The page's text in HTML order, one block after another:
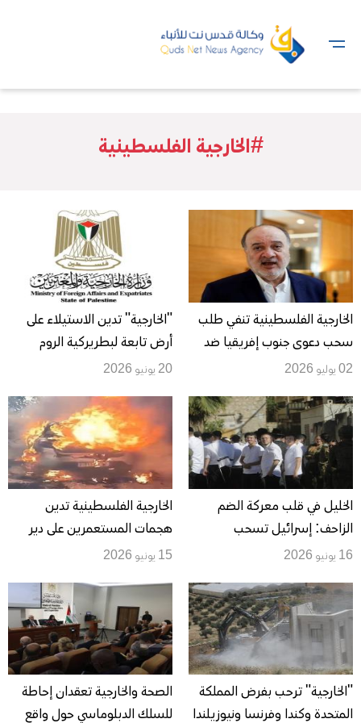
#الخارجية الفلسطينية
الخارجية الفلسطينية تنفي طلب
سحب دعوى جنوب إفريقيا ضد
إسرائيل أمام العدل الدولية
02 يوليو 2026
"الخارجية" تدين الاستيلاء على
أرض تابعة لبطريركية الروم
الأرثوذكس المقدسية في سلوان
20 يونيو 2026
الخليل في قلب معركة الضم
الزاحف: إسرائيل تسحب
صلاحيات بلدية المدينة وتفتح
الإبراهيمي
16 يونيو 2026
الخارجية الفلسطينية تدين
هجمات المستعمرين على دير
دبوان وبرقا: اعتداءات منظمة
والأراضي في الضفة
15 يونيو 2026
"الخارجية" ترحب بفرض المملكة
المتحدة وكندا وفرنسا ونيوزيلندا
الصحة والخارجية تعقدان إحاطة
للسلك الدبلوماسي حول واقع